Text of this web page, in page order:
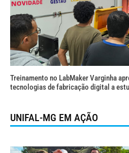
Treinamento no LabMaker Varginha
tecnologias de fabricação digital a
UNIFAL-MG EM AÇÃO